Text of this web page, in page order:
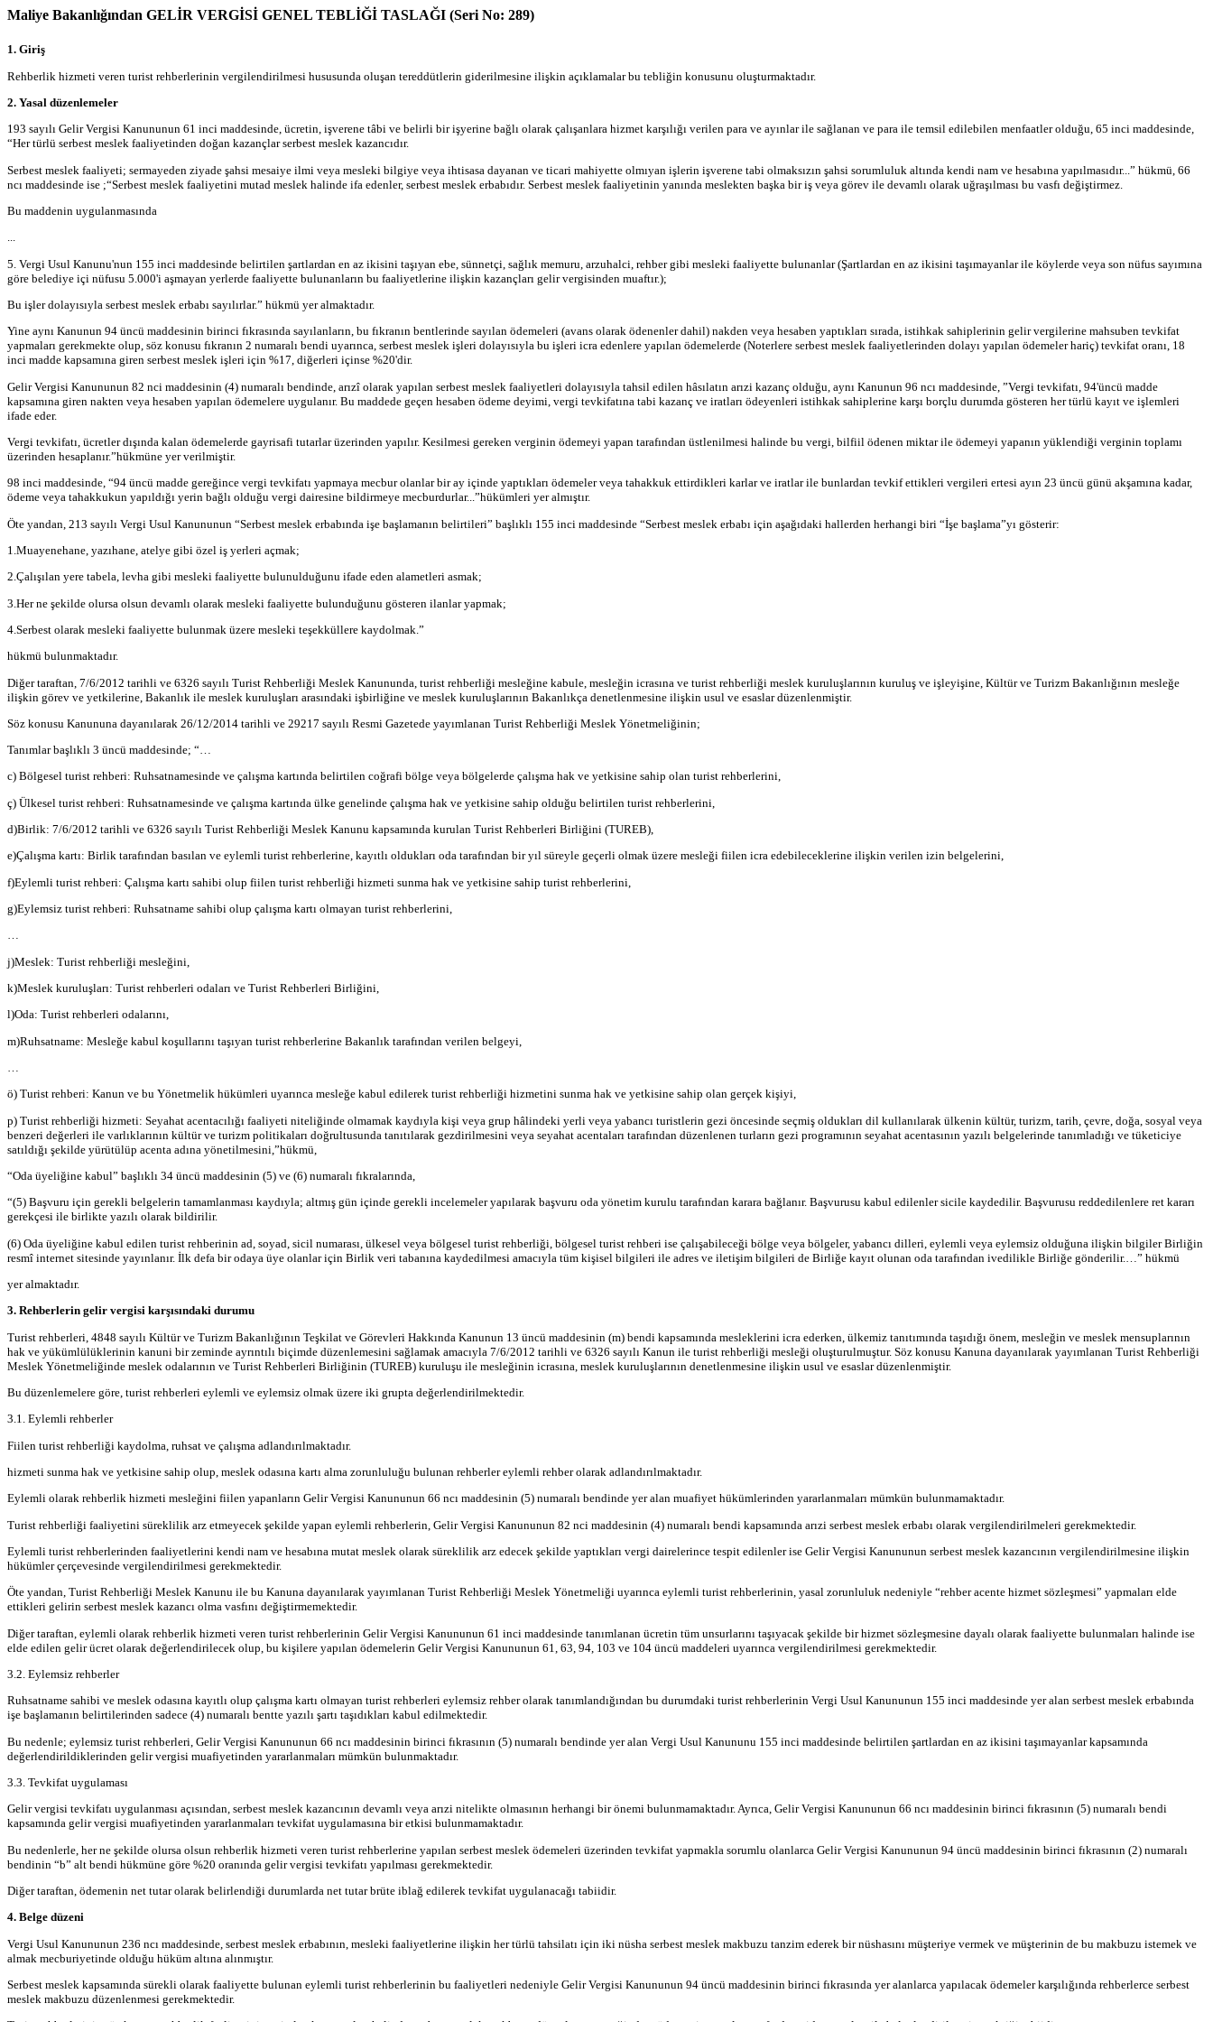
Maliye Bakanlığından GELİR VERGİSİ GENEL TEBLİĞİ TASLAĞI (Seri No: 289)
1. Giriş
Rehberlik hizmeti veren turist rehberlerinin vergilendirilmesi hususunda oluşan tereddütlerin giderilmesine ilişkin açıklamalar bu tebliğin konusunu oluşturmaktadır.
2. Yasal düzenlemeler
193 sayılı Gelir Vergisi Kanununun 61 inci maddesinde, ücretin, işverene tâbi ve belirli bir işyerine bağlı olarak çalışanlara hizmet karşılığı verilen para ve ayınlar ile sağlanan ve para ile temsil edilebilen menfaatler olduğu, 65 inci maddesinde,
“Her türlü serbest meslek faaliyetinden doğan kazançlar serbest meslek kazancıdır.
Serbest meslek faaliyeti; sermayeden ziyade şahsi mesaiye ilmi veya mesleki bilgiye veya ihtisasa dayanan ve ticari mahiyette olmıyan işlerin işverene tabi olmaksızın şahsi sorumluluk altında kendi nam ve hesabına yapılmasıdır...” hükmü, 66
ncı maddesinde ise ;“Serbest meslek faaliyetini mutad meslek halinde ifa edenler, serbest meslek erbabıdır. Serbest meslek faaliyetinin yanında meslekten başka bir iş veya görev ile devamlı olarak uğraşılması bu vasfı değiştirmez.
Bu maddenin uygulanmasında
...
5. Vergi Usul Kanunu'nun 155 inci maddesinde belirtilen şartlardan en az ikisini taşıyan ebe, sünnetçi, sağlık memuru, arzuhalci, rehber gibi mesleki faaliyette bulunanlar (Şartlardan en az ikisini taşımayanlar ile köylerde veya son nüfus sayımına
göre belediye içi nüfusu 5.000'i aşmayan yerlerde faaliyette bulunanların bu faaliyetlerine ilişkin kazançları gelir vergisinden muaftır.);
Bu işler dolayısıyla serbest meslek erbabı sayılırlar.” hükmü yer almaktadır.
Yine aynı Kanunun 94 üncü maddesinin birinci fıkrasında sayılanların, bu fıkranın bentlerinde sayılan ödemeleri (avans olarak ödenenler dahil) nakden veya hesaben yaptıkları sırada, istihkak sahiplerinin gelir vergilerine mahsuben tevkifat
yapmaları gerekmekte olup, söz konusu fıkranın 2 numaralı bendi uyarınca, serbest meslek işleri dolayısıyla bu işleri icra edenlere yapılan ödemelerde (Noterlere serbest meslek faaliyetlerinden dolayı yapılan ödemeler hariç) tevkifat oranı, 18
inci madde kapsamına giren serbest meslek işleri için %17, diğerleri içinse %20'dir.
Gelir Vergisi Kanununun 82 nci maddesinin (4) numaralı bendinde, arızî olarak yapılan serbest meslek faaliyetleri dolayısıyla tahsil edilen hâsılatın arızi kazanç olduğu, aynı Kanunun 96 ncı maddesinde, ”Vergi tevkifatı, 94'üncü madde
kapsamına giren nakten veya hesaben yapılan ödemelere uygulanır. Bu maddede geçen hesaben ödeme deyimi, vergi tevkifatına tabi kazanç ve iratları ödeyenleri istihkak sahiplerine karşı borçlu durumda gösteren her türlü kayıt ve işlemleri
ifade eder.
Vergi tevkifatı, ücretler dışında kalan ödemelerde gayrisafi tutarlar üzerinden yapılır. Kesilmesi gereken verginin ödemeyi yapan tarafından üstlenilmesi halinde bu vergi, bilfiil ödenen miktar ile ödemeyi yapanın yüklendiği verginin toplamı
üzerinden hesaplanır.”hükmüne yer verilmiştir.
98 inci maddesinde, “94 üncü madde gereğince vergi tevkifatı yapmaya mecbur olanlar bir ay içinde yaptıkları ödemeler veya tahakkuk ettirdikleri karlar ve iratlar ile bunlardan tevkif ettikleri vergileri ertesi ayın 23 üncü günü akşamına kadar,
ödeme veya tahakkukun yapıldığı yerin bağlı olduğu vergi dairesine bildirmeye mecburdurlar...”hükümleri yer almıştır.
Öte yandan, 213 sayılı Vergi Usul Kanununun “Serbest meslek erbabında işe başlamanın belirtileri” başlıklı 155 inci maddesinde “Serbest meslek erbabı için aşağıdaki hallerden herhangi biri “İşe başlama”yı gösterir:
1.Muayenehane, yazıhane, atelye gibi özel iş yerleri açmak;
2.Çalışılan yere tabela, levha gibi mesleki faaliyette bulunulduğunu ifade eden alametleri asmak;
3.Her ne şekilde olursa olsun devamlı olarak mesleki faaliyette bulunduğunu gösteren ilanlar yapmak;
4.Serbest olarak mesleki faaliyette bulunmak üzere mesleki teşekküllere kaydolmak.”
hükmü bulunmaktadır.
Diğer taraftan, 7/6/2012 tarihli ve 6326 sayılı Turist Rehberliği Meslek Kanununda, turist rehberliği mesleğine kabule, mesleğin icrasına ve turist rehberliği meslek kuruluşlarının kuruluş ve işleyişine, Kültür ve Turizm Bakanlığının mesleğe
ilişkin görev ve yetkilerine, Bakanlık ile meslek kuruluşları arasındaki işbirliğine ve meslek kuruluşlarının Bakanlıkça denetlenmesine ilişkin usul ve esaslar düzenlenmiştir.
Söz konusu Kanununa dayanılarak 26/12/2014 tarihli ve 29217 sayılı Resmi Gazetede yayımlanan Turist Rehberliği Meslek Yönetmeliğinin;
Tanımlar başlıklı 3 üncü maddesinde; “…
c) Bölgesel turist rehberi: Ruhsatnamesinde ve çalışma kartında belirtilen coğrafi bölge veya bölgelerde çalışma hak ve yetkisine sahip olan turist rehberlerini,
ç) Ülkesel turist rehberi: Ruhsatnamesinde ve çalışma kartında ülke genelinde çalışma hak ve yetkisine sahip olduğu belirtilen turist rehberlerini,
d)Birlik: 7/6/2012 tarihli ve 6326 sayılı Turist Rehberliği Meslek Kanunu kapsamında kurulan Turist Rehberleri Birliğini (TUREB),
e)Çalışma kartı: Birlik tarafından basılan ve eylemli turist rehberlerine, kayıtlı oldukları oda tarafından bir yıl süreyle geçerli olmak üzere mesleği fiilen icra edebileceklerine ilişkin verilen izin belgelerini,
f)Eylemli turist rehberi: Çalışma kartı sahibi olup fiilen turist rehberliği hizmeti sunma hak ve yetkisine sahip turist rehberlerini,
g)Eylemsiz turist rehberi: Ruhsatname sahibi olup çalışma kartı olmayan turist rehberlerini,
…
j)Meslek: Turist rehberliği mesleğini,
k)Meslek kuruluşları: Turist rehberleri odaları ve Turist Rehberleri Birliğini,
l)Oda: Turist rehberleri odalarını,
m)Ruhsatname: Mesleğe kabul koşullarını taşıyan turist rehberlerine Bakanlık tarafından verilen belgeyi,
…
ö) Turist rehberi: Kanun ve bu Yönetmelik hükümleri uyarınca mesleğe kabul edilerek turist rehberliği hizmetini sunma hak ve yetkisine sahip olan gerçek kişiyi,
p) Turist rehberliği hizmeti: Seyahat acentacılığı faaliyeti niteliğinde olmamak kaydıyla kişi veya grup hâlindeki yerli veya yabancı turistlerin gezi öncesinde seçmiş oldukları dil kullanılarak ülkenin kültür, turizm, tarih, çevre, doğa, sosyal veya
benzeri değerleri ile varlıklarının kültür ve turizm politikaları doğrultusunda tanıtılarak gezdirilmesini veya seyahat acentaları tarafından düzenlenen turların gezi programının seyahat acentasının yazılı belgelerinde tanımladığı ve tüketiciye
satıldığı şekilde yürütülüp acenta adına yönetilmesini,”hükmü,
“Oda üyeliğine kabul” başlıklı 34 üncü maddesinin (5) ve (6) numaralı fıkralarında,
“(5) Başvuru için gerekli belgelerin tamamlanması kaydıyla; altmış gün içinde gerekli incelemeler yapılarak başvuru oda yönetim kurulu tarafından karara bağlanır. Başvurusu kabul edilenler sicile kaydedilir. Başvurusu reddedilenlere ret kararı
gerekçesi ile birlikte yazılı olarak bildirilir.
(6) Oda üyeliğine kabul edilen turist rehberinin ad, soyad, sicil numarası, ülkesel veya bölgesel turist rehberliği, bölgesel turist rehberi ise çalışabileceği bölge veya bölgeler, yabancı dilleri, eylemli veya eylemsiz olduğuna ilişkin bilgiler Birliğin
resmî internet sitesinde yayınlanır. İlk defa bir odaya üye olanlar için Birlik veri tabanına kaydedilmesi amacıyla tüm kişisel bilgileri ile adres ve iletişim bilgileri de Birliğe kayıt olunan oda tarafından ivedilikle Birliğe gönderilir.…” hükmü
yer almaktadır.
3. Rehberlerin gelir vergisi karşısındaki durumu
Turist rehberleri, 4848 sayılı Kültür ve Turizm Bakanlığının Teşkilat ve Görevleri Hakkında Kanunun 13 üncü maddesinin (m) bendi kapsamında mesleklerini icra ederken, ülkemiz tanıtımında taşıdığı önem, mesleğin ve meslek mensuplarının
hak ve yükümlülüklerinin kanuni bir zeminde ayrıntılı biçimde düzenlemesini sağlamak amacıyla 7/6/2012 tarihli ve 6326 sayılı Kanun ile turist rehberliği mesleği oluşturulmuştur. Söz konusu Kanuna dayanılarak yayımlanan Turist Rehberliği
Meslek Yönetmeliğinde meslek odalarının ve Turist Rehberleri Birliğinin (TUREB) kuruluşu ile mesleğinin icrasına, meslek kuruluşlarının denetlenmesine ilişkin usul ve esaslar düzenlenmiştir.
Bu düzenlemelere göre, turist rehberleri eylemli ve eylemsiz olmak üzere iki grupta değerlendirilmektedir.
3.1. Eylemli rehberler
Fiilen turist rehberliği kaydolma, ruhsat ve çalışma adlandırılmaktadır.
hizmeti sunma hak ve yetkisine sahip olup, meslek odasına kartı alma zorunluluğu bulunan rehberler eylemli rehber olarak adlandırılmaktadır.
Eylemli olarak rehberlik hizmeti mesleğini fiilen yapanların Gelir Vergisi Kanununun 66 ncı maddesinin (5) numaralı bendinde yer alan muafiyet hükümlerinden yararlanmaları mümkün bulunmamaktadır.
Turist rehberliği faaliyetini süreklilik arz etmeyecek şekilde yapan eylemli rehberlerin, Gelir Vergisi Kanununun 82 nci maddesinin (4) numaralı bendi kapsamında arızi serbest meslek erbabı olarak vergilendirilmeleri gerekmektedir.
Eylemli turist rehberlerinden faaliyetlerini kendi nam ve hesabına mutat meslek olarak süreklilik arz edecek şekilde yaptıkları vergi dairelerince tespit edilenler ise Gelir Vergisi Kanununun serbest meslek kazancının vergilendirilmesine ilişkin
hükümler çerçevesinde vergilendirilmesi gerekmektedir.
Öte yandan, Turist Rehberliği Meslek Kanunu ile bu Kanuna dayanılarak yayımlanan Turist Rehberliği Meslek Yönetmeliği uyarınca eylemli turist rehberlerinin, yasal zorunluluk nedeniyle “rehber acente hizmet sözleşmesi” yapmaları elde
ettikleri gelirin serbest meslek kazancı olma vasfını değiştirmemektedir.
Diğer taraftan, eylemli olarak rehberlik hizmeti veren turist rehberlerinin Gelir Vergisi Kanununun 61 inci maddesinde tanımlanan ücretin tüm unsurlarını taşıyacak şekilde bir hizmet sözleşmesine dayalı olarak faaliyette bulunmaları halinde ise
elde edilen gelir ücret olarak değerlendirilecek olup, bu kişilere yapılan ödemelerin Gelir Vergisi Kanununun 61, 63, 94, 103 ve 104 üncü maddeleri uyarınca vergilendirilmesi gerekmektedir.
3.2. Eylemsiz rehberler
Ruhsatname sahibi ve meslek odasına kayıtlı olup çalışma kartı olmayan turist rehberleri eylemsiz rehber olarak tanımlandığından bu durumdaki turist rehberlerinin Vergi Usul Kanununun 155 inci maddesinde yer alan serbest meslek erbabında
işe başlamanın belirtilerinden sadece (4) numaralı bentte yazılı şartı taşıdıkları kabul edilmektedir.
Bu nedenle; eylemsiz turist rehberleri, Gelir Vergisi Kanununun 66 ncı maddesinin birinci fıkrasının (5) numaralı bendinde yer alan Vergi Usul Kanununu 155 inci maddesinde belirtilen şartlardan en az ikisini taşımayanlar kapsamında
değerlendirildiklerinden gelir vergisi muafiyetinden yararlanmaları mümkün bulunmaktadır.
3.3. Tevkifat uygulaması
Gelir vergisi tevkifatı uygulanması açısından, serbest meslek kazancının devamlı veya arızi nitelikte olmasının herhangi bir önemi bulunmamaktadır. Ayrıca, Gelir Vergisi Kanununun 66 ncı maddesinin birinci fıkrasının (5) numaralı bendi
kapsamında gelir vergisi muafiyetinden yararlanmaları tevkifat uygulamasına bir etkisi bulunmamaktadır.
Bu nedenlerle, her ne şekilde olursa olsun rehberlik hizmeti veren turist rehberlerine yapılan serbest meslek ödemeleri üzerinden tevkifat yapmakla sorumlu olanlarca Gelir Vergisi Kanununun 94 üncü maddesinin birinci fıkrasının (2) numaralı
bendinin “b” alt bendi hükmüne göre %20 oranında gelir vergisi tevkifatı yapılması gerekmektedir.
Diğer taraftan, ödemenin net tutar olarak belirlendiği durumlarda net tutar brüte iblağ edilerek tevkifat uygulanacağı tabiidir.
4. Belge düzeni
Vergi Usul Kanununun 236 ncı maddesinde, serbest meslek erbabının, mesleki faaliyetlerine ilişkin her türlü tahsilatı için iki nüsha serbest meslek makbuzu tanzim ederek bir nüshasını müşteriye vermek ve müşterinin de bu makbuzu istemek ve
almak mecburiyetinde olduğu hüküm altına alınmıştır.
Serbest meslek kapsamında sürekli olarak faaliyette bulunan eylemli turist rehberlerinin bu faaliyetleri nedeniyle Gelir Vergisi Kanununun 94 üncü maddesinin birinci fıkrasında yer alanlarca yapılacak ödemeler karşılığında rehberlerce serbest
meslek makbuzu düzenlenmesi gerekmektedir.